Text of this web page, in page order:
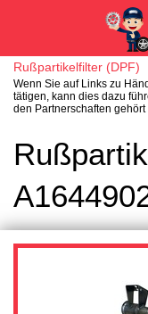
Rußpartikelfilter (DPF)
Wenn Sie auf Links zu
tätigen, kann dies dazu
den Partnerschaften